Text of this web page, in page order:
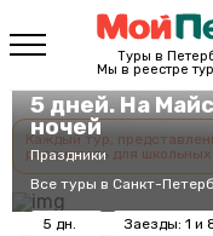
Туры в
Мы в реестре
Каждый тур,
рассчитать для
5 дн. Заезды: 1 и
5 дней. На
ночей
Праздники
Все туры в Санкт-